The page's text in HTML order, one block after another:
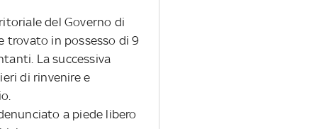
del Governo di
trovato in possesso di 9
La successiva
di rinvenire e
a piede libero